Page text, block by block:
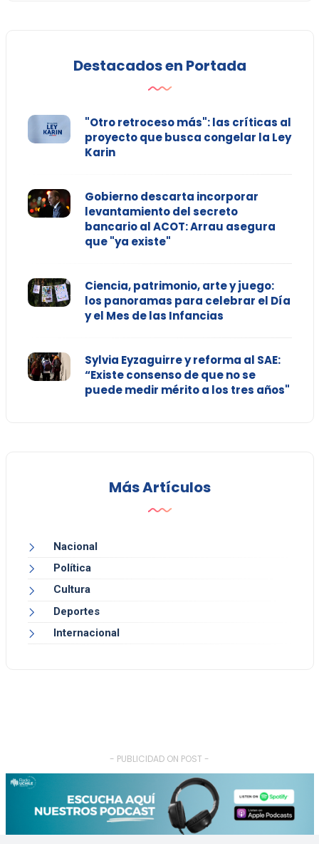
Destacados en Portada
"Otro retroceso más": las críticas al
proyecto que busca congelar la Ley
Karin
Gobierno descarta incorporar
levantamiento del secreto
bancario al ACOT: Arrau asegura
que "ya existe"
Ciencia, patrimonio, arte y juego:
los panoramas para celebrar el Día
y el Mes de las Infancias
Sylvia Eyzaguirre y reforma al SAE:
“Existe consenso de que no se
puede medir mérito a los tres años"
Más Artículos
Nacional
Política
Cultura
Deportes
Internacional
- PUBLICIDAD ON POST -